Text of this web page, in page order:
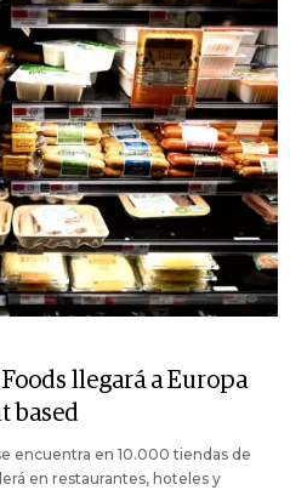
llegará a Europa
based
encuentra en 10.000 tiendas de
en restaurantes, hoteles y